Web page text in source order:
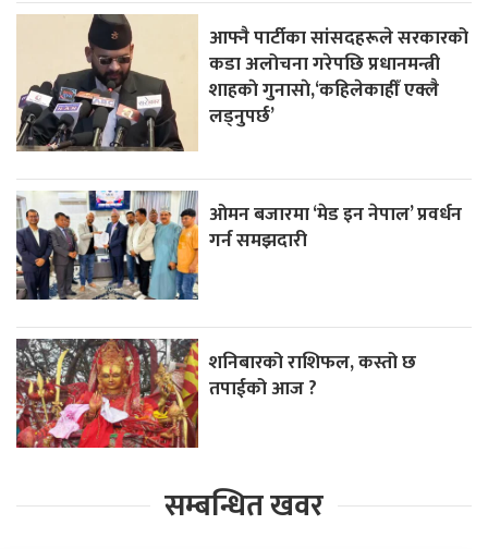
आफ्नै पार्टीका सांसदहरूले सरकारको
कडा अलोचना गरेपछि प्रधानमन्त्री
शाहकाे गुनासाे,‘कहिलेकाहीँ एक्लै
लड्नुपर्छ’
ओमन बजारमा ‘मेड इन नेपाल’ प्रवर्धन
गर्न समझदारी
शनिबारको राशिफल, कस्तो छ
तपाईको आज ?
सम्बन्धित खवर